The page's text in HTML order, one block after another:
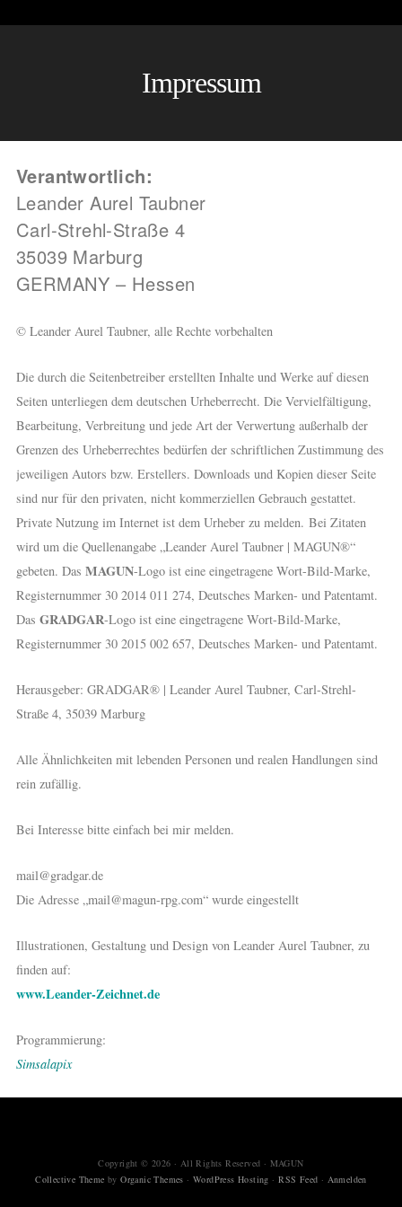
Impressum
Verantwortlich:
Leander Aurel Taubner
Carl-Strehl-Straße 4
35039 Marburg
GERMANY – Hessen
© Leander Aurel Taubner, alle Rechte vorbehalten
Die durch die Seitenbetreiber erstellten Inhalte und Werke auf diesen
Seiten unterliegen dem deutschen Urheberrecht. Die Vervielfältigung,
Bearbeitung, Verbreitung und jede Art der Verwertung außerhalb der
Grenzen des Urheberrechtes bedürfen der schriftlichen Zustimmung des
jeweiligen Autors bzw. Erstellers. Downloads und Kopien dieser Seite
sind nur für den privaten, nicht kommerziellen Gebrauch gestattet.
Private Nutzung im Internet ist dem Urheber zu melden. Bei Zitaten
wird um die Quellenangabe „Leander Aurel Taubner | MAGUN®“
gebeten. Das MAGUN-Logo ist eine eingetragene Wort-Bild-Marke,
Registernummer 30 2014 011 274, Deutsches Marken- und Patentamt.
Das GRADGAR-Logo ist eine eingetragene Wort-Bild-Marke,
Registernummer 30 2015 002 657, Deutsches Marken- und Patentamt.
Herausgeber: GRADGAR® | Leander Aurel Taubner, Carl-Strehl-
Straße 4, 35039 Marburg
Alle Ähnlichkeiten mit lebenden Personen und realen Handlungen sind
rein zufällig.
Bei Interesse bitte einfach bei mir melden.
mail@gradgar.de
Die Adresse „mail@magun-rpg.com“ wurde eingestellt
Illustrationen, Gestaltung und Design von Leander Aurel Taubner, zu
finden auf:
www.Leander-Zeichnet.de
Programmierung:
Simsalapix
Copyright © 2026 · All Rights Reserved · MAGUN
Collective Theme byOrganic Themes ·WordPress Hosting ·RSS Feed · Anmelden